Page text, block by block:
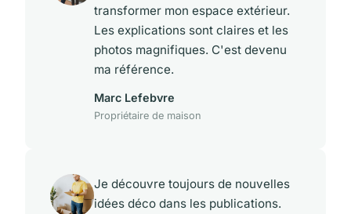
transformer mon espace extérieur.
Les explications sont claires et les
photos magnifiques. C'est devenu
ma référence.
Marc Lefebvre
Propriétaire de maison
Je découvre toujours de nouvelles
idées déco dans les publications.